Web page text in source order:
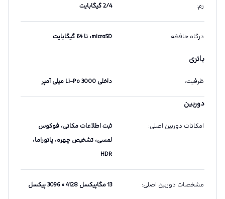
رم: 2/4 گیگابایت
درگاه حافظه: microSD، تا 64 گیگابایت
باتری
ظرفیت: داخلی Li-Po 3000 میلی آمپر
دوربین
امکانات دوربین اصلی:
ثبت اطلاعات مکانی، فوکوس
لمسی، تشخیص چهره، پانوراما،
HDR
مشخصات دوربین اصلی: 13 مگاپیکسل 4128 × 3096 پیکسل